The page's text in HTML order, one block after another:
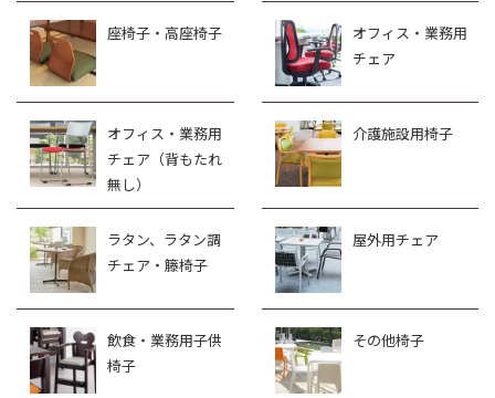
座椅子・高座椅子
オフィス・業務用
チェア
オフィス・業務用
チェア（背もたれ
無し）
介護施設用椅子
ラタン、ラタン調
チェア・籐椅子
屋外用チェア
飲食・業務用子供
椅子
その他椅子